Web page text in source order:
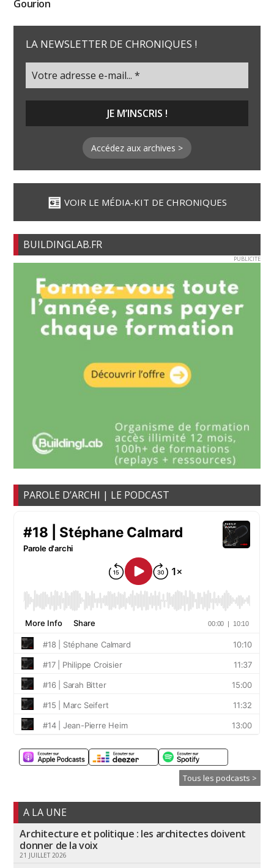
Gourion
LA NEWSLETTER DE CHRONIQUES !
Accédez aux archives >
VOIR LE MÉDIA-KIT DE CHRONIQUES
BUILDINGLAB.FR
PUBLICITE
PAROLE D’ARCHI | LE PODCAST
Tous les podcasts >
A LA UNE
Architecture et politique : les architectes doivent
donner de la voix
21 JUILLET 2026